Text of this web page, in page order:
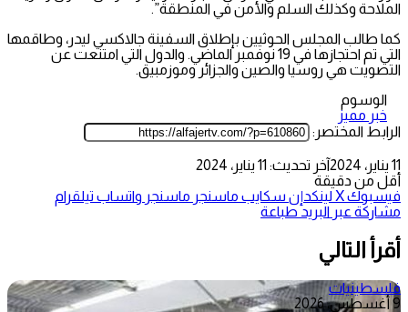
الملاحة وكذلك السلم والأمن في المنطقة”.
كما طالب المجلس الحوثيين بإطلاق السفينة جالاكسي ليدر، وطاقمها
التي تم احتجازها في 19 نوفمبر الماضي. والدول التي امتنعت عن
التصويت هي روسيا والصين والجزائر وموزمبيق.
الوسوم
خبر مميز
الرابط المختصر:
11 يناير، 2024
آخر تحديث: 11 يناير، 2024
أقل من دقيقة
فيسبوك‫Xلينكدإن سكايب ماسنجر ماسنجر واتساب تيلقرام
مشاركة عبر البريد طباعة
أقرأ التالي
فلسطينيات
9 أغسطس، 2026